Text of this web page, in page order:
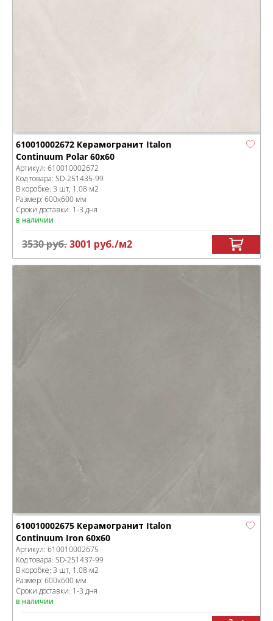
610010002672 Керамогранит Italon
Continuum Polar 60x60
Артикул: 610010002672
Код товара: SD-251435-99
В коробке: 3 шт, 1.08 м2
Размер: 600x600 мм
Сроки доставки: 1-3 дня
в наличии
3530руб.3001 руб./м2
610010002675 Керамогранит Italon
Continuum Iron 60x60
Артикул: 610010002675
Код товара: SD-251437-99
В коробке: 3 шт, 1.08 м2
Размер: 600x600 мм
Сроки доставки: 1-3 дня
в наличии